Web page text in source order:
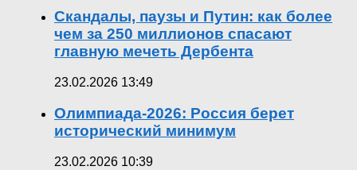
Скандалы, паузы и Путин: как более
чем за 250 миллионов спасают
главную мечеть Дербента
23.02.2026 13:49
Олимпиада-2026: Россия берет
исторический минимум
23.02.2026 10:39